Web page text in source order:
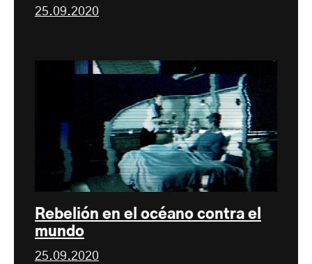
25.09.2020
Rebelión en el océano contra el
mundo
25.09.2020